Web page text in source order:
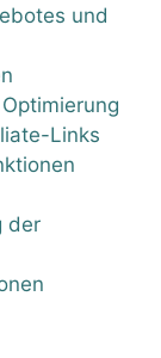
und
Links
der